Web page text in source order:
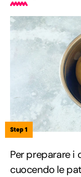
Step 1
Per preparare i
cuocendo le